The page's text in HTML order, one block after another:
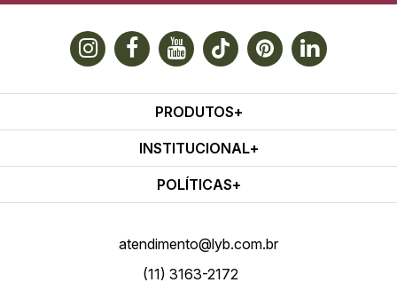
PRODUTOS
INSTITUCIONAL
POLÍTICAS
atendimento@lyb.com.br
(11) 3163-2172